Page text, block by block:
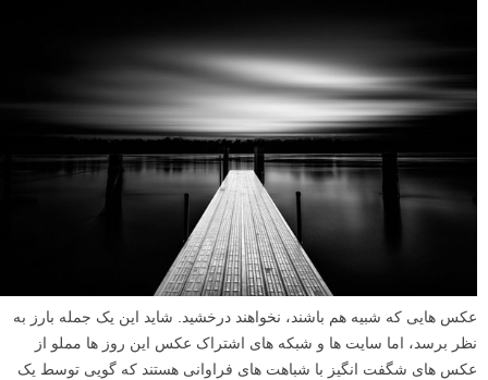
عکس هایی که شبیه هم باشند، نخواهند درخشید. شاید این یک جمله بارز به
نظر برسد، اما سایت ها و شبکه های اشتراک عکس این روز ها مملو از
عکس های شگفت انگیز با شباهت های فراوانی هستند که گویی توسط یک